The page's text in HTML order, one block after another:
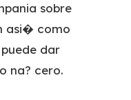
sobre
asi� como
dar
na? cero.